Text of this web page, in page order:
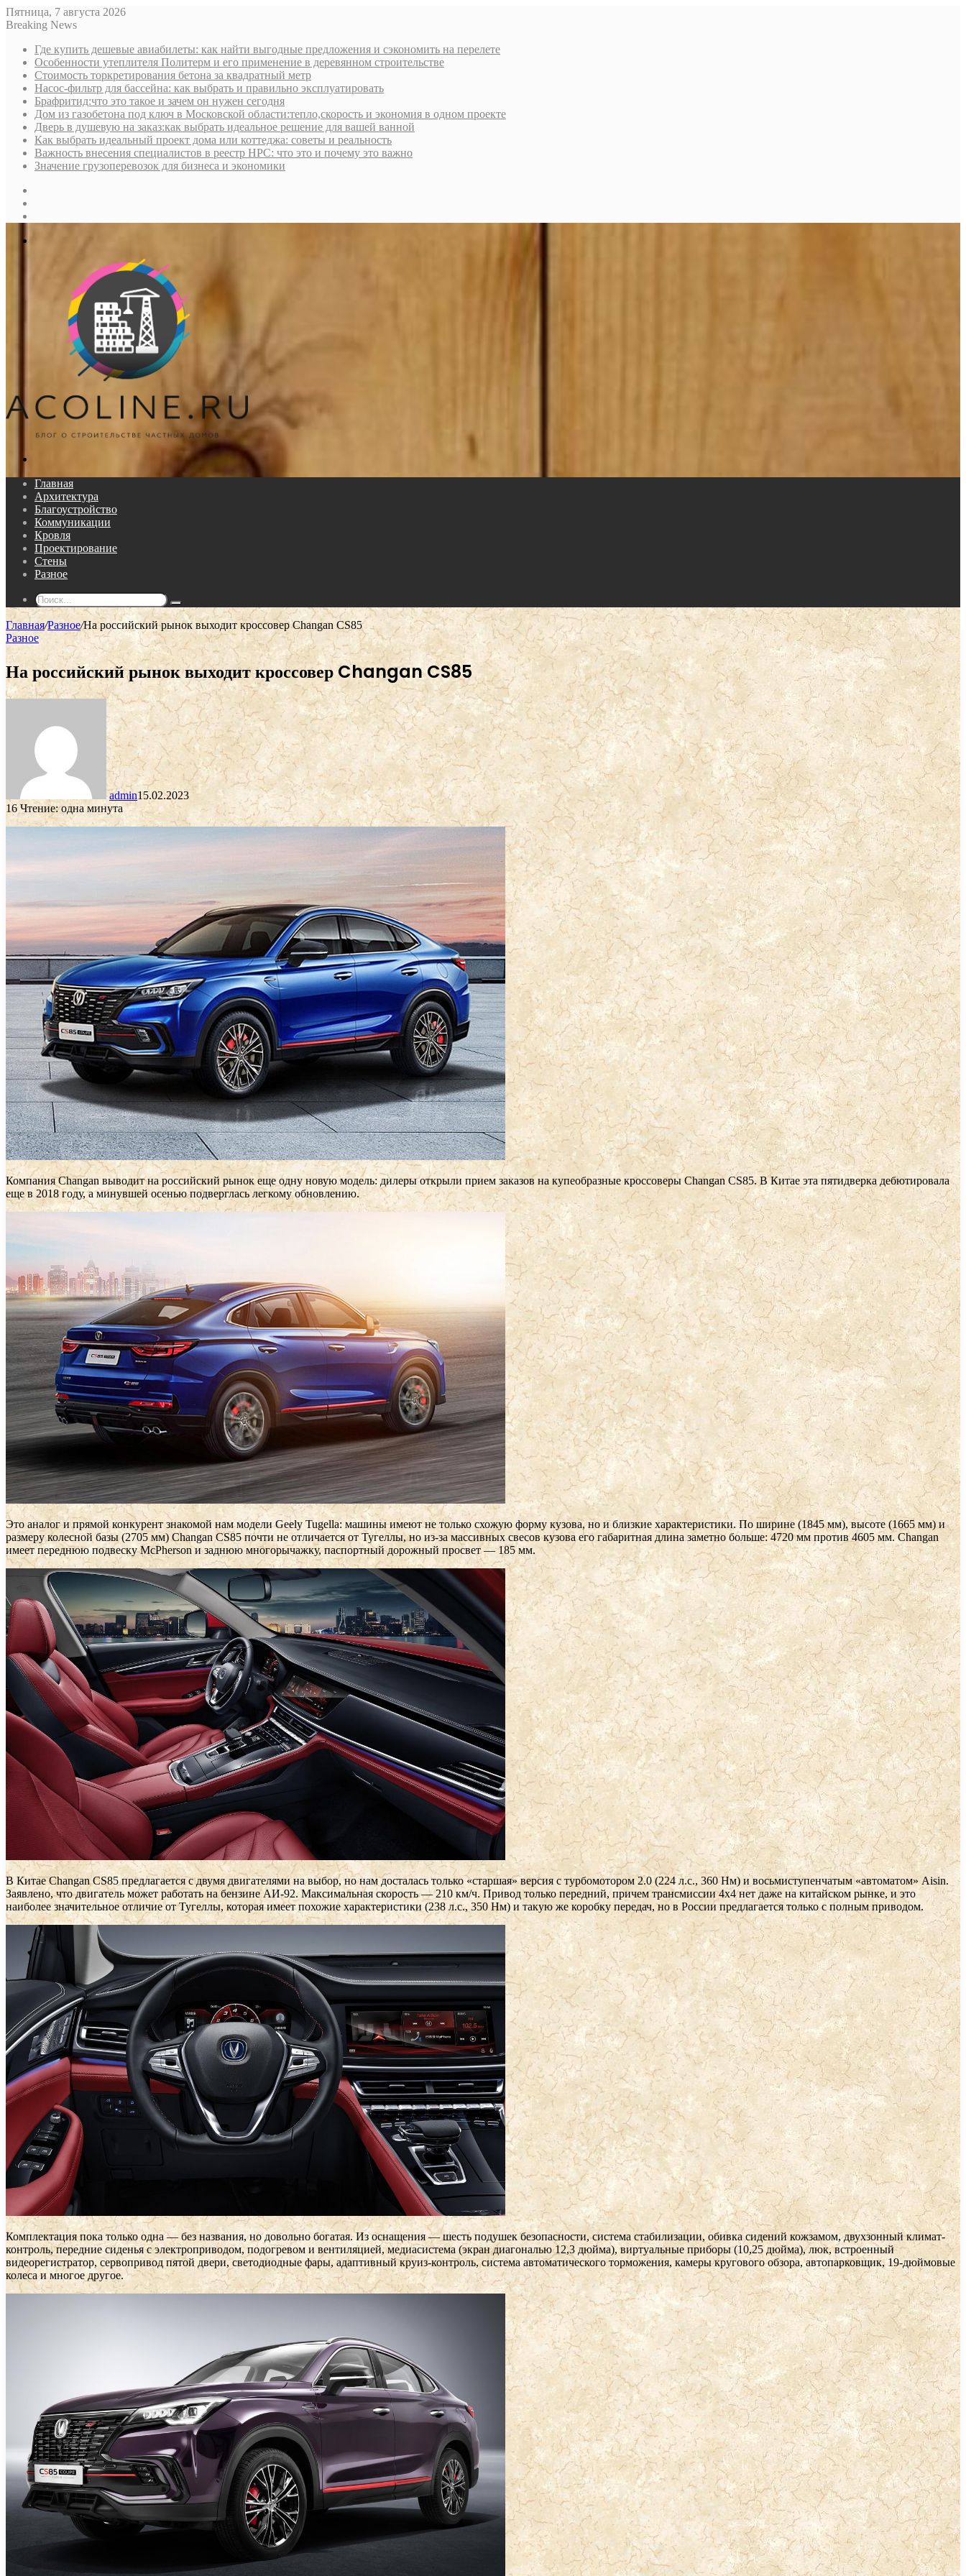
Пятница, 7 августа 2026
Breaking News
Где купить дешевые авиабилеты: как найти выгодные предложения и сэкономить на перелете
Особенности утеплителя Политерм и его применение в деревянном строительстве
Стоимость торкретирования бетона за квадратный метр
Насос-фильтр для бассейна: как выбрать и правильно эксплуатировать
Брафритид:что это такое и зачем он нужен сегодня
Дом из газобетона под ключ в Московской области:тепло,скорость и экономия в одном проекте
Дверь в душевую на заказ:как выбрать идеальное решение для вашей ванной
Как выбрать идеальный проект дома или коттеджа: советы и реальность
Важность внесения специалистов в реестр НРС: что это и почему это важно
Значение грузоперевозок для бизнеса и экономики
Главная
Архитектура
Благоустройство
Коммуникации
Кровля
Проектирование
Стены
Разное
Поиск...
Главная/Разное/На российский рынок выходит кроссовер Changan CS85
Разное
На российский рынок выходит кроссовер Changan CS85
admin15.02.2023
16Чтение: одна минута
Компания Changan выводит на российский рынок еще одну новую модель: дилеры открыли прием заказов на купеобразные кроссоверы Changan CS85. В Китае эта пятидверка дебютировала
еще в 2018 году, а минувшей осенью подверглась легкому обновлению.
Это аналог и прямой конкурент знакомой нам модели Geely Tugella: машины имеют не только схожую форму кузова, но и близкие характеристики. По ширине (1845 мм), высоте (1665 мм) и
размеру колесной базы (2705 мм) Changan CS85 почти не отличается от Тугеллы, но из-за массивных свесов кузова его габаритная длина заметно больше: 4720 мм против 4605 мм. Changan
имеет переднюю подвеску McPherson и заднюю многорычажку, паспортный дорожный просвет — 185 мм.
В Китае Changan CS85 предлагается с двумя двигателями на выбор, но нам досталась только «старшая» версия с турбомотором 2.0 (224 л.с., 360 Нм) и восьмиступенчатым «автоматом» Aisin.
Заявлено, что двигатель может работать на бензине АИ-92. Максимальная скорость — 210 км/ч. Привод только передний, причем трансмиссии 4х4 нет даже на китайском рынке, и это
наиболее значительное отличие от Тугеллы, которая имеет похожие характеристики (238 л.с., 350 Нм) и такую же коробку передач, но в России предлагается только с полным приводом.
Комплектация пока только одна — без названия, но довольно богатая. Из оснащения — шесть подушек безопасности, система стабилизации, обивка сидений кожзамом, двухзонный климат-
контроль, передние сиденья с электроприводом, подогревом и вентиляцией, медиасистема (экран диагональю 12,3 дюйма), виртуальные приборы (10,25 дюйма), люк, встроенный
видеорегистратор, сервопривод пятой двери, светодиодные фары, адаптивный круиз-контроль, система автоматического торможения, камеры кругового обзора, автопарковщик, 19-дюймовые
колеса и многое другое.